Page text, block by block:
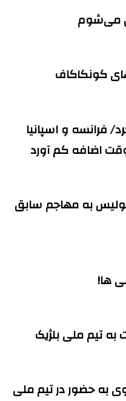
می‌شوم
کونکاکاف
فرانسه و اسپانیا
وقت‌ اضافه کم آورد
پرسپولیس به مهاجم سابق
ها!
به تیم ملی بلژیک